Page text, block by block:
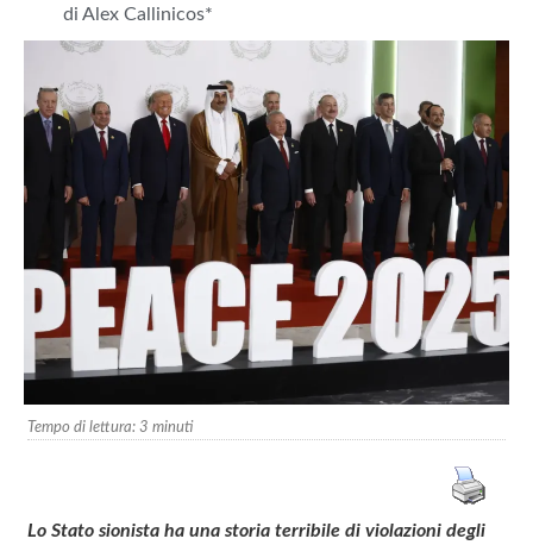
di Alex Callinicos*
Tempo di lettura: 3 minuti
Lo Stato sionista ha una storia terribile di violazioni degli